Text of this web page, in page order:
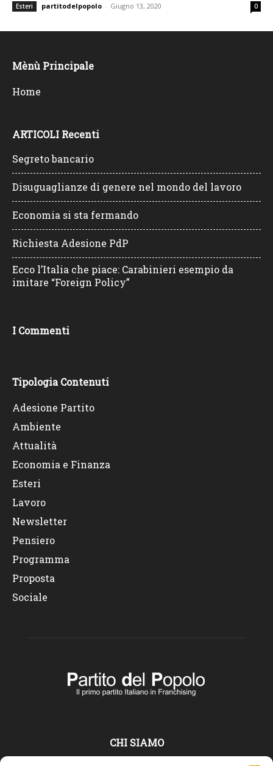
Esteri partitodelpopolo - Giugno 13, 2020 0
Mènù Principale
Home
ARTICOLI Recenti
Segreto bancario
Disuguaglianze di genere nel mondo del lavoro
Economia si sta fermando
Richiesta Adesione PdP
Ecco l’Italia che piace: Carabinieri esempio da
imitare “Foreign Policy”
I Commenti
Tipologia Contenuti
Adesione Partito
Ambiente
Attualità
Economia e Finanza
Esteri
Lavoro
Newsletter
Pensiero
Programma
Proposta
Sociale
CHI SIAMO